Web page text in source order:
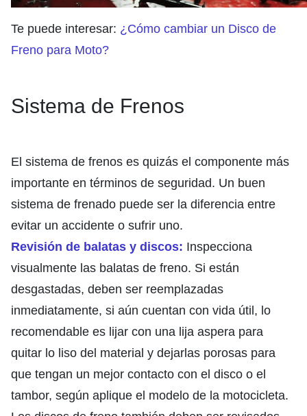
Te puede interesar: ¿Cómo cambiar un Disco de
Freno para Moto?
Sistema de Frenos
El sistema de frenos es quizás el componente más
importante en términos de seguridad. Un buen
sistema de frenado puede ser la diferencia entre
evitar un accidente o sufrir uno.
Revisión de balatas y discos: Inspecciona
visualmente las balatas de freno. Si están
desgastadas, deben ser reemplazadas
inmediatamente, si aún cuentan con vida útil, lo
recomendable es lijar con una lija aspera para
quitar lo liso del material y dejarlas porosas para
que tengan un mejor contacto con el disco o el
tambor, según aplique el modelo de la motocicleta.